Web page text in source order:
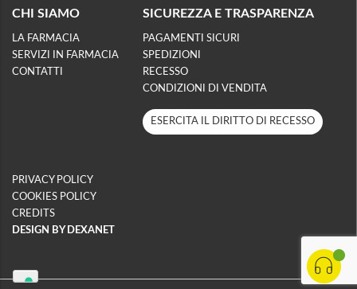
CHI SIAMO
LA FARMACIA
SERVIZI IN FARMACIA
CONTATTI
SICUREZZA E TRASPARENZA
PAGAMENTI SICURI
SPEDIZIONI
RECESSO
CONDIZIONI DI VENDITA
ESERCITA IL DIRITTO DI RECESSO
PRIVACY POLICY
COOKIES POLICY
CREDITS
DESIGN BY DEXANET